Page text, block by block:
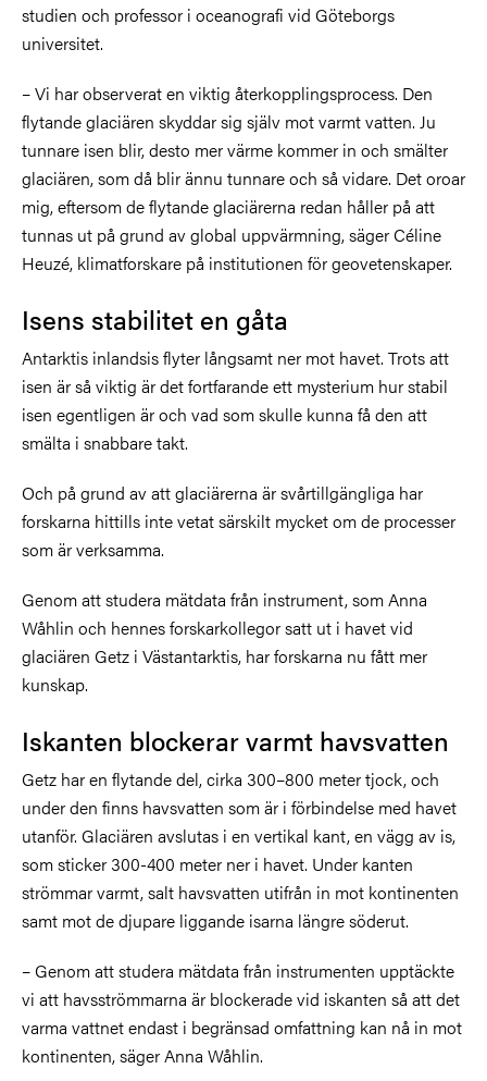
studien och professor i oceanografi vid Göteborgs
universitet.
– Vi har observerat en viktig återkopplingsprocess. Den
flytande glaciären skyddar sig själv mot varmt vatten. Ju
tunnare isen blir, desto mer värme kommer in och smälter
glaciären, som då blir ännu tunnare och så vidare. Det oroar
mig, eftersom de flytande glaciärerna redan håller på att
tunnas ut på grund av global uppvärmning, säger Céline
Heuzé, klimatforskare på institutionen för geovetenskaper.
Isens stabilitet en gåta
Antarktis inlandsis flyter långsamt ner mot havet. Trots att
isen är så viktig är det fortfarande ett mysterium hur stabil
isen egentligen är och vad som skulle kunna få den att
smälta i snabbare takt.
Och på grund av att glaciärerna är svårtillgängliga har
forskarna hittills inte vetat särskilt mycket om de processer
som är verksamma.
Genom att studera mätdata från instrument, som Anna
Wåhlin och hennes forskarkollegor satt ut i havet vid
glaciären Getz i Västantarktis, har forskarna nu fått mer
kunskap.
Iskanten blockerar varmt havsvatten
Getz har en flytande del, cirka 300–800 meter tjock, och
under den finns havsvatten som är i förbindelse med havet
utanför. Glaciären avslutas i en vertikal kant, en vägg av is,
som sticker 300-400 meter ner i havet. Under kanten
strömmar varmt, salt havsvatten utifrån in mot kontinenten
samt mot de djupare liggande isarna längre söderut.
– Genom att studera mätdata från instrumenten upptäckte
vi att havsströmmarna är blockerade vid iskanten så att det
varma vattnet endast i begränsad omfattning kan nå in mot
kontinenten, säger Anna Wåhlin.